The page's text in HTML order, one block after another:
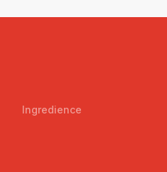
Ingredience